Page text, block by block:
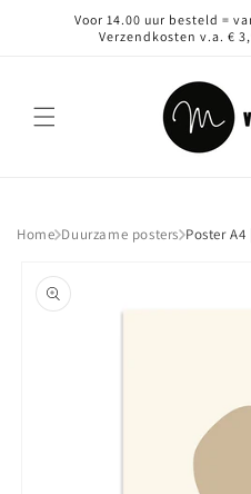
naar deVoor 14.00 uur besteld =
Verzendkosten v.a. €
Home Duurzame posters Poster A4
direct naar